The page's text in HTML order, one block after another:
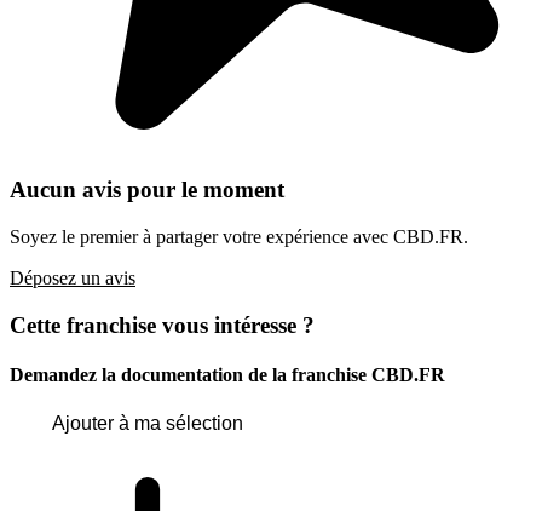
Aucun avis pour le moment
Soyez le premier à partager votre expérience avec CBD.FR.
Déposez un avis
Cette franchise vous intéresse ?
Demandez la documentation de la franchise CBD.FR
Ajouter à ma sélection